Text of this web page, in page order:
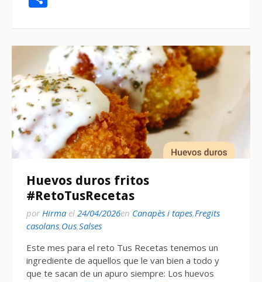
Huevos duros fritos
#RetoTusRecetas
por Hirma el 24/04/2026en Canapès i tapes,Fregits
casolans,Ous,Salses
Este mes para el reto Tus Recetas tenemos un
ingrediente de aquellos que le van bien a todo y
que te sacan de un apuro siempre: Los huevos